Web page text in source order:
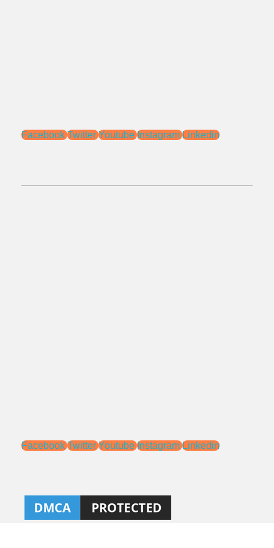
Facebook Twitter Youtube Instagram Linkedin
Facebook Twitter Youtube Instagram Linkedin